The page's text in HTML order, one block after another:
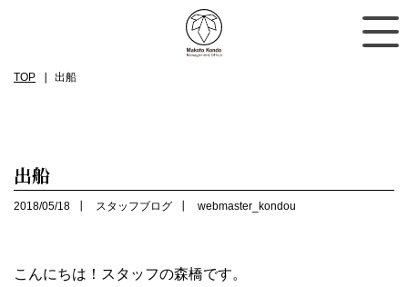
TOP 出船
出船
2018/05/18 スタッフブログ webmaster_kondou
こんにちは！スタッフの森橋です。